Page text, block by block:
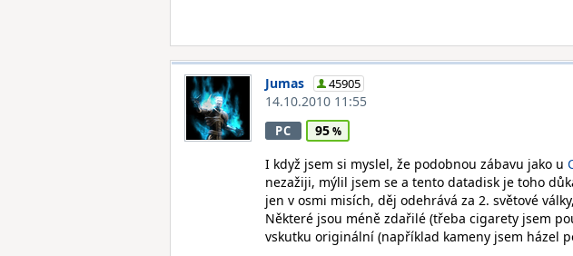
Jumas 45905
14.10.2010 11:55
PC
95
I když jsem si myslel, že podobnou zábavu jako u
nezažiji, mýlil jsem se a tento datadisk je toho
jen v osmi misích, děj odehrává za 2. světové
Některé jsou méně zdařilé (třeba cigarety jsem
vskutku originální (například kameny jsem házel